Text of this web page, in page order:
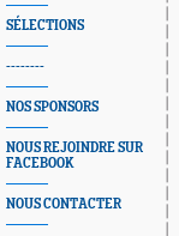
SÉLECTIONS
--------
NOS SPONSORS
NOUS REJOINDRE SUR
FACEBOOK
NOUS CONTACTER